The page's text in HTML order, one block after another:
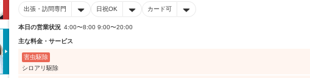
出張・訪問専門 日祝OK カード可
本日の営業状況 4:00〜8:00 9:00〜20:00
主な料金・サービス
害虫駆除
シロアリ駆除